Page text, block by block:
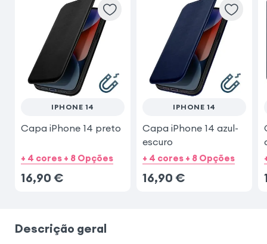
IPHONE 14
Capa iPhone 14 preto
+ 4 cores + 8 Opções
16,90 €
IPHONE 14
Capa iPhone 14 azul-
escuro
+ 4 cores + 8 Opções
16,90 €
Descrição geral